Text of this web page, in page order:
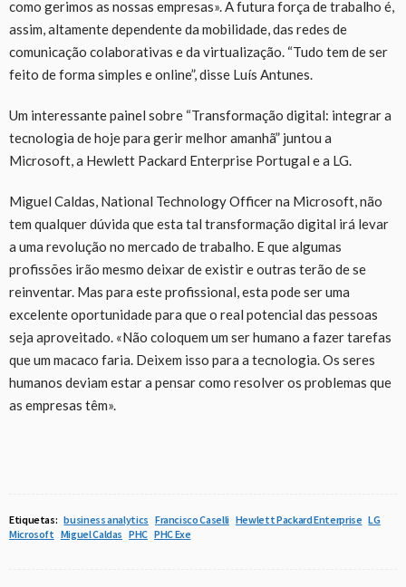
como gerimos as nossas empresas». A futura força de trabalho é,
assim, altamente dependente da mobilidade, das redes de
comunicação colaborativas e da virtualização. “Tudo tem de ser
feito de forma simples e online”, disse Luís Antunes.
Um interessante painel sobre “Transformação digital: integrar a
tecnologia de hoje para gerir melhor amanhã” juntou a
Microsoft, a Hewlett Packard Enterprise Portugal e a LG.
Miguel Caldas, National Technology Officer na Microsoft, não
tem qualquer dúvida que esta tal transformação digital irá levar
a uma revolução no mercado de trabalho. E que algumas
profissões irão mesmo deixar de existir e outras terão de se
reinventar. Mas para este profissional, esta pode ser uma
excelente oportunidade para que o real potencial das pessoas
seja aproveitado. «Não coloquem um ser humano a fazer tarefas
que um macaco faria. Deixem isso para a tecnologia. Os seres
humanos deviam estar a pensar como resolver os problemas que
as empresas têm».
Etiquetas: business analytics Francisco Caselli Hewlett Packard Enterprise LG
Microsoft Miguel Caldas PHC PHC Exe